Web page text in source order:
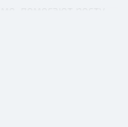
помогают росту
накопившихся